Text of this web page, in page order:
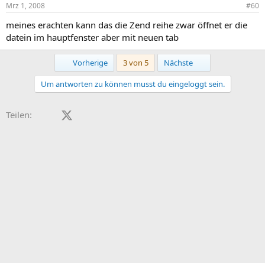
Mrz 1, 2008 #60
meines erachten kann das die Zend reihe zwar öffnet er die
datein im hauptfenster aber mit neuen tab
Vorherige 3 von 5 Nächste
Um antworten zu können musst du eingeloggt sein.
Teilen: Facebook